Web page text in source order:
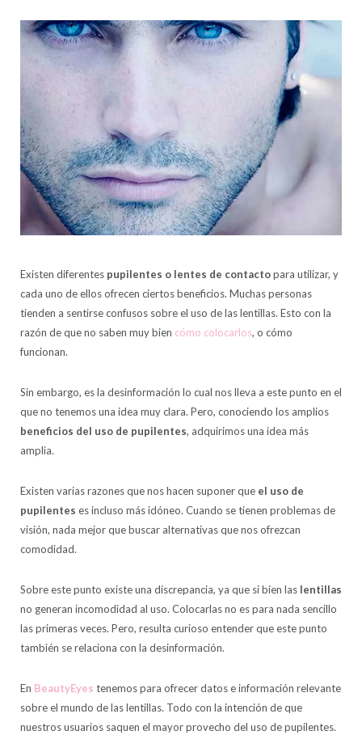
Existen diferentes pupilentes o lentes de contactopara utilizar, y
cada uno de ellos ofrecen ciertos beneficios. Muchas personas
tienden a sentirse confusos sobre el uso de las lentillas. Esto con la
razón de que no saben muy bien cómo colocarlos, o cómo
funcionan.
Sin embargo, es la desinformación lo cual nos lleva a este punto en el
que no tenemos una idea muy clara. Pero, conociendo los amplios
beneficios del uso de pupilentes, adquirimos una idea más
amplia.
Existen varias razones que nos hacen suponer que el uso de
pupilentes es incluso más idóneo. Cuando se tienen problemas de
visión, nada mejor que buscar alternativas que nos ofrezcan
comodidad.
Sobre este punto existe una discrepancia, ya que si bien las lentillas
no generan incomodidad al uso. Colocarlas no es para nada sencillo
las primeras veces. Pero, resulta curioso entender que este punto
también se relaciona con la desinformación.
En BeautyEyes tenemos para ofrecer datos e información relevante
sobre el mundo de las lentillas. Todo con la intención de que
nuestros usuarios saquen el mayor provecho del uso de pupilentes.